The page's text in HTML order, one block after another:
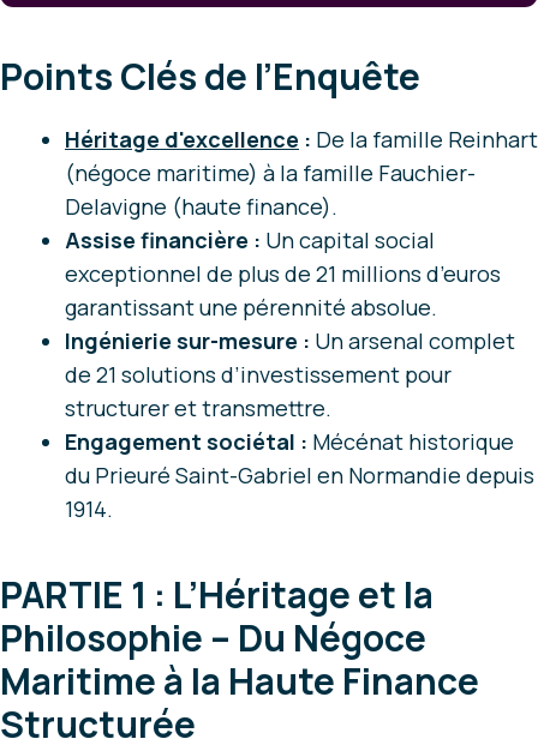
Points Clés de l’Enquête
Héritage d'excellence : De la famille Reinhart
(négoce maritime) à la famille Fauchier-
Delavigne (haute finance).
Assise financière : Un capital social
exceptionnel de plus de 21 millions d’euros
garantissant une pérennité absolue.
Ingénierie sur-mesure : Un arsenal complet
de 21 solutions d’investissement pour
structurer et transmettre.
Engagement sociétal : Mécénat historique
du Prieuré Saint-Gabriel en Normandie depuis
1914.
PARTIE 1 : L’Héritage et la
Philosophie – Du Négoce
Maritime à la Haute Finance
Structurée